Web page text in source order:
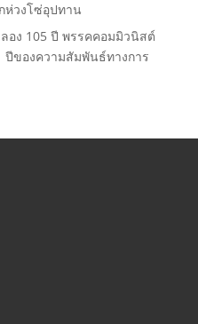
ห่วงโซ่อุปทาน
อง 105 ปี พรรคคอมมิวนิสต์
ปีของความสัมพันธ์ทางการ